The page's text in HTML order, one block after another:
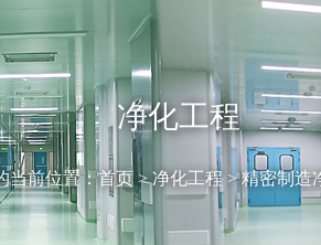
净化工程
当前位置：首页 >净化工程>精密制造